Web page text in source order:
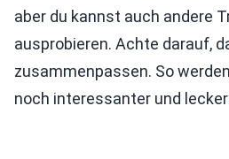
aber du kannst auch andere
ausprobieren. Achte darauf,
zusammenpassen. So
noch interessanter und